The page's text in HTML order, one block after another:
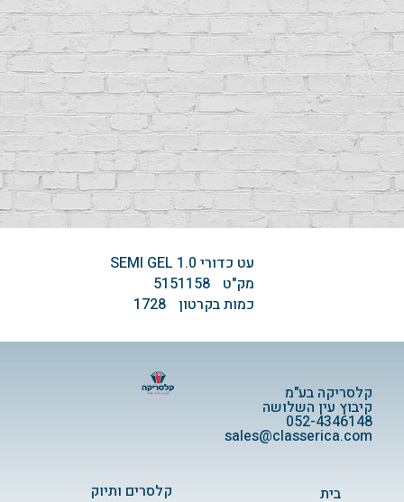
מק"ט
5151158
כמות בקרטון
1728
עט כדורי 1.0 SEMI GEL
קלסרים ותיוק בית
קלסריקה בע"מ
קיבוץ עין השלושה
052-4346148
sales@classerica.com